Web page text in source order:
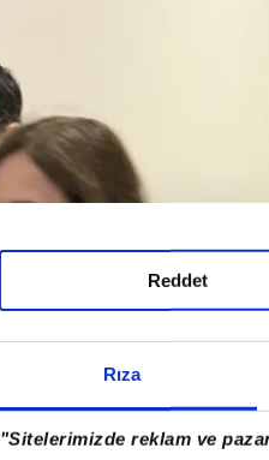
Rıza
"Sitelerimizde reklam ve
Reddet